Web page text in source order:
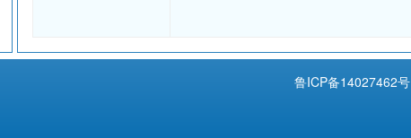
鲁ICP备14027462号